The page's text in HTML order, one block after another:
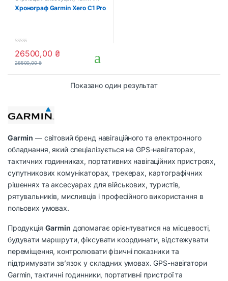
аксесуари
Хронограф Garmin Xero C1 Pro
0
o
u
26500,00 ₴
28500,00₴
Показано один результат
Garmin — світовий бренд навігаційного та електронного
обладнання, який спеціалізується на GPS-навігаторах,
тактичних годинниках, портативних навігаційних пристроях,
супутникових комунікаторах, трекерах, картографічних
рішеннях та аксесуарах для військових, туристів,
рятувальників, мисливців і професійного використання в
польових умовах.
Продукція Garmin допомагає орієнтуватися на місцевості,
будувати маршрути, фіксувати координати, відстежувати
переміщення, контролювати фізичні показники та
підтримувати зв’язок у складних умовах. GPS-навігатори
Garmin, тактичні годинники, портативні пристрої та